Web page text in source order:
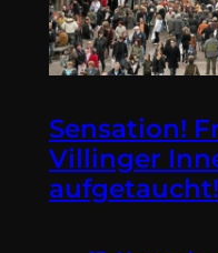
Sensation!
Villinger
aufgetaucht!